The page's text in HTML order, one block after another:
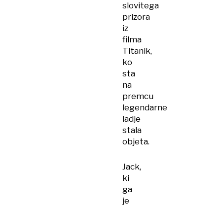
slovitega
prizora
iz
filma
Titanik,
ko
sta
na
premcu
legendarne
ladje
stala
objeta.
Jack,
ki
ga
je